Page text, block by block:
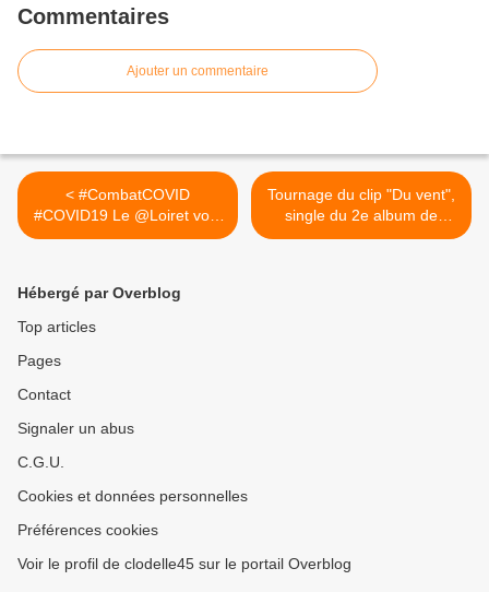
Commentaires
Ajouter un commentaire
< #CombatCOVID
#COVID19 Le @Loiret vote
un budget...
Tournage du clip "Du vent",
single du 2e album de
Damien GONTHIER, sortie
Hébergé par Overblog
Top articles
Pages
Contact
Signaler un abus
C.G.U.
Cookies et données personnelles
Préférences cookies
Voir le profil de clodelle45 sur le portail Overblog